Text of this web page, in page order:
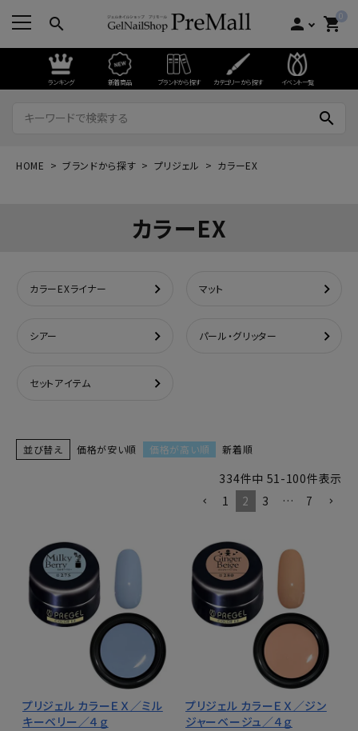
search person 0
shopping_cart
ランキング 新着商品 ブランドから探す カテゴリーから探す イベント一覧
search
HOME ブランドから探す プリジェル カラーEX
カラーEX
カラーEXライナー マット
シアー パール・グリッター
セットアイテム
並び替え 価格が安い順 価格が高い順 新着順
334件中 51-100件表示
1
2 3 … 7
プリジェル カラーＥＸ／ミル
キーベリー／４ｇ
プリジェル カラーＥＸ／ジン
ジャーベージュ／４ｇ